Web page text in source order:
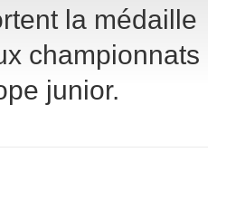
la médaille
championnats
junior.